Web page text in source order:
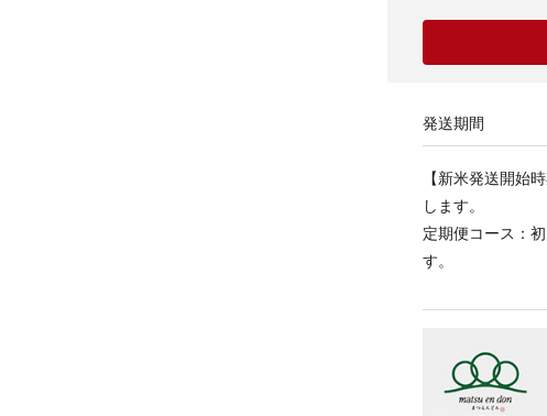
発送期間
【新米発送開始
します。
定期便コース：
す。